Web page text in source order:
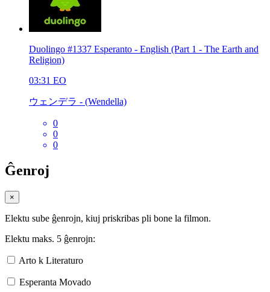
Duolingo #1337 Esperanto - English (Part 1 - The Earth and
Religion)
03:31 EO
ウェンデラ - (Wendella)
0
0
0
Ĝenroj
×
Elektu sube ĝenrojn, kiuj priskribas pli bone la filmon.
Elektu maks. 5 ĝenrojn:
Arto k Literaturo
Esperanta Movado